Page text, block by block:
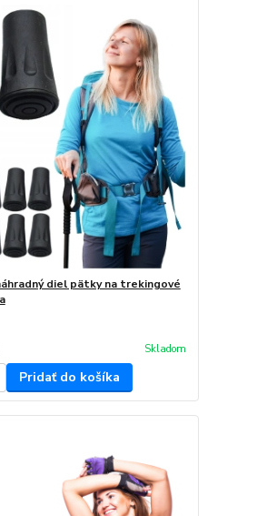
diel pätky na trekingové
Skladom
Pridať do košíka